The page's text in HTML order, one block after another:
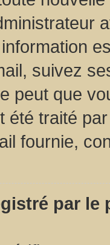
suivez
peut que
été traité
fournie,
par le